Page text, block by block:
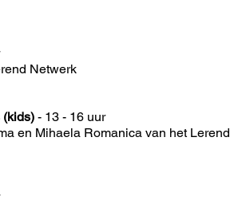
Netwerk
(kids) - 13 - 16 uur
en Mihaela Romanica van het Lerend